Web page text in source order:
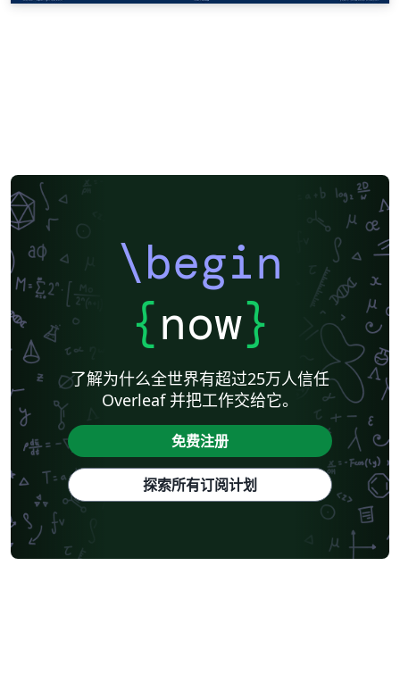
\begin
{now}
了解为什么全世界有超过25万人信任
Overleaf 并把工作交给它。
免费注册
探索所有订阅计划